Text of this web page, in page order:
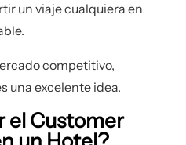
un viaje cualquiera en
competitivo,
una excelente idea.
el Customer